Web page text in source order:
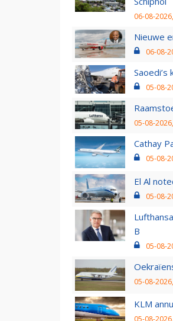
06-08-
Nieuwe
06-08-
05-08-
05-08-
Cathay
05-08-
El Al
05-08-
B
05-08-
05-08-
KLM
05-08-